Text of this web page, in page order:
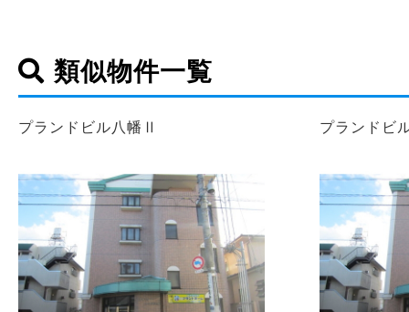
類似物件一覧
プランドビル八幡Ⅱ プランドビ